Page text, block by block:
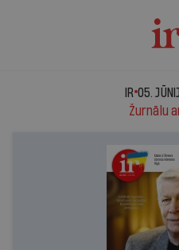
IR - 05. IR 05.
Žurnālu